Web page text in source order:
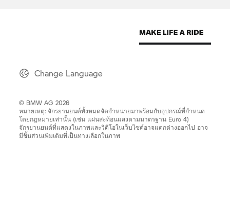
Change Language
© BMW AG 2026
หมายเหตุ: จักรยานยนต์ทั้งหมดจัดจำหน่ายมาพร้อมกับอุปกรณ์ที่กำหนด
โดยกฎหมายเท่านั้น (เช่น แผ่นสะท้อนแสงตามมาตรฐาน Euro 4)
จักรยานยนต์ที่แสดงในภาพและวิดีโอในเว็บไซค์อาจแตกต่างออกไป อาจ
มีชิ้นส่วนเพิ่มเติมที่เป็นทางเลือกในภาพ